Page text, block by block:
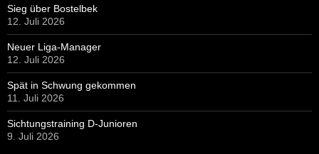
Sieg über Bostelbek
12. Juli 2026
Neuer Liga-Manager
12. Juli 2026
Spät in Schwung gekommen
11. Juli 2026
Sichtungstraining D-Junioren
9. Juli 2026